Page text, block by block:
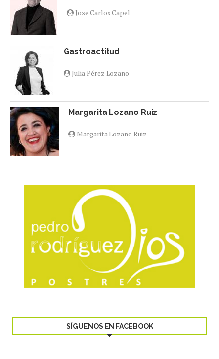
Jose Carlos Capel
Gastroactitud
Julia Pérez Lozano
Margarita Lozano Ruiz
Margarita Lozano Ruiz
SÍGUENOS EN FACEBOOK